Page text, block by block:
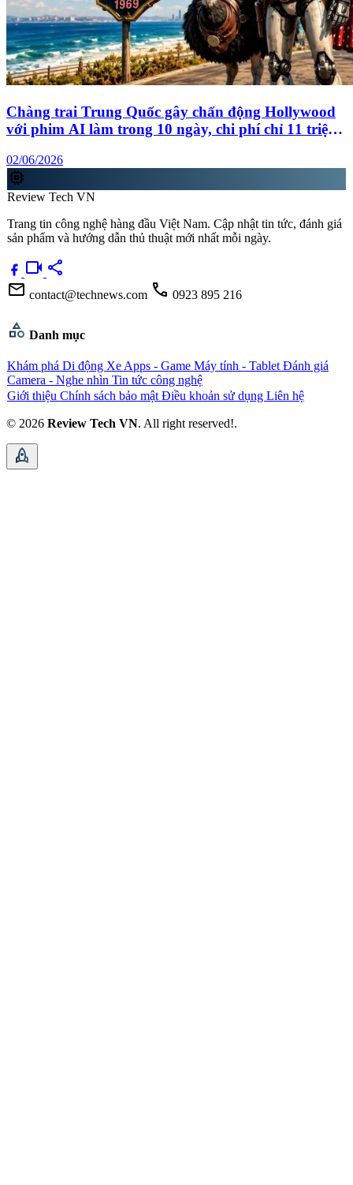
Chàng trai Trung Quốc gây chấn động Hollywood
với phim AI làm trong 10 ngày, chi phí chỉ 11 triệu
02/06/2026
memory
Review Tech VN
Trang tin công nghệ hàng đầu Việt Nam. Cập nhật tin tức, đánh giá
sản phẩm và hướng dẫn thủ thuật mới nhất mỗi ngày.
videocam share
mail contact@technews.com call 0923 895 216
category Danh mục
Khám phá Di động Xe Apps - Game Máy tính - Tablet Đánh giá
Camera - Nghe nhìn Tin tức công nghệ
Giới thiệu Chính sách bảo mật Điều khoản sử dụng Liên hệ
© 2026 Review Tech VN. All right reserved!.
rocket